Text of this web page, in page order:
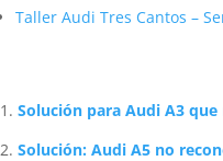
Taller Audi Tres Cantos –
Solución para Audi A3
Solución: Audi A5 no